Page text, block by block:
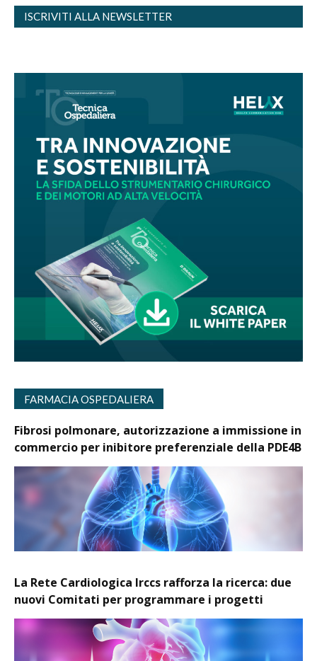
ISCRIVITI ALLA NEWSLETTER
FARMACIA OSPEDALIERA
Fibrosi polmonare, autorizzazione a immissione in
commercio per inibitore preferenziale della PDE4B
La Rete Cardiologica Irccs rafforza la ricerca: due
nuovi Comitati per programmare i progetti